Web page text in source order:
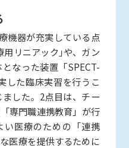
機器が充実している点
用リニアック｣や、ガン
なった装置「SPECT-
した臨床実習を行うこ
した。2点目は、チー
専門職連携教育」が行
い医療のための「連携
医療を提供するために